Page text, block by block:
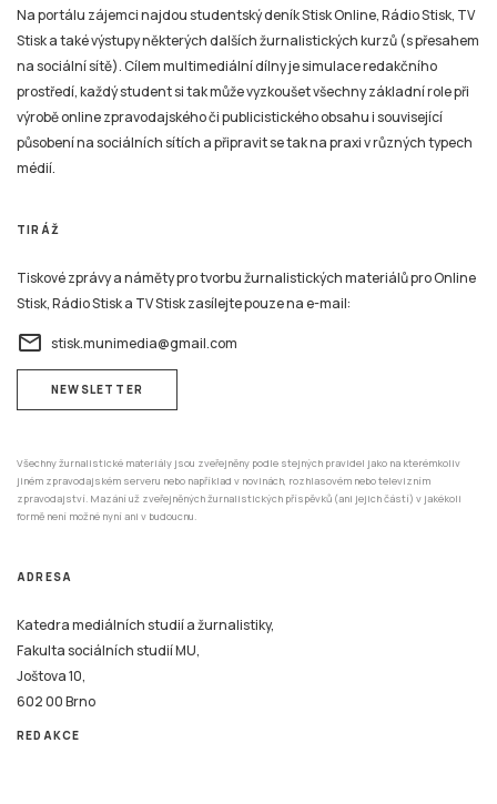
Na portálu zájemci najdou studentský deník Stisk Online, Rádio Stisk, TV
Stisk a také výstupy některých dalších žurnalistických kurzů (s přesahem
na sociální sítě). Cílem multimediální dílny je simulace redakčního
prostředí, každý student si tak může vyzkoušet všechny základní role při
výrobě online zpravodajského či publicistického obsahu i související
působení na sociálních sítích a připravit se tak na praxi v různých typech
médií.
TIRÁŽ
Tiskové zprávy a náměty pro tvorbu žurnalistických materiálů pro Online
Stisk, Rádio Stisk a TV Stisk zasílejte pouze na e-mail:
email stisk.munimedia@gmail.com
NEWSLETTER
Všechny žurnalistické materiály jsou zveřejněny podle stejných pravidel jako na kterémkoliv
jiném zpravodajském serveru nebo například v novinách, rozhlasovém nebo televizním
zpravodajství. Mazání už zveřejněných žurnalistických příspěvků (ani jejich částí) v jakékoli
formě není možné nyní ani v budoucnu.
ADRESA
Katedra mediálních studií a žurnalistiky,
Fakulta sociálních studií MU,
Joštova 10,
602 00 Brno
REDAKCE